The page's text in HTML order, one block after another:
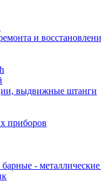
и
выдвижные штанги
приборов
-